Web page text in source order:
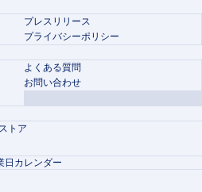
プレスリリース
プライバシーポリシー
よくある質問
お問い合わせ
トア
日カレンダー